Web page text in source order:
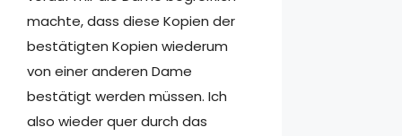
machte, dass diese Kopien der
bestätigten Kopien wiederum
von einer anderen Dame
bestätigt werden müssen. Ich
also wieder quer durch das